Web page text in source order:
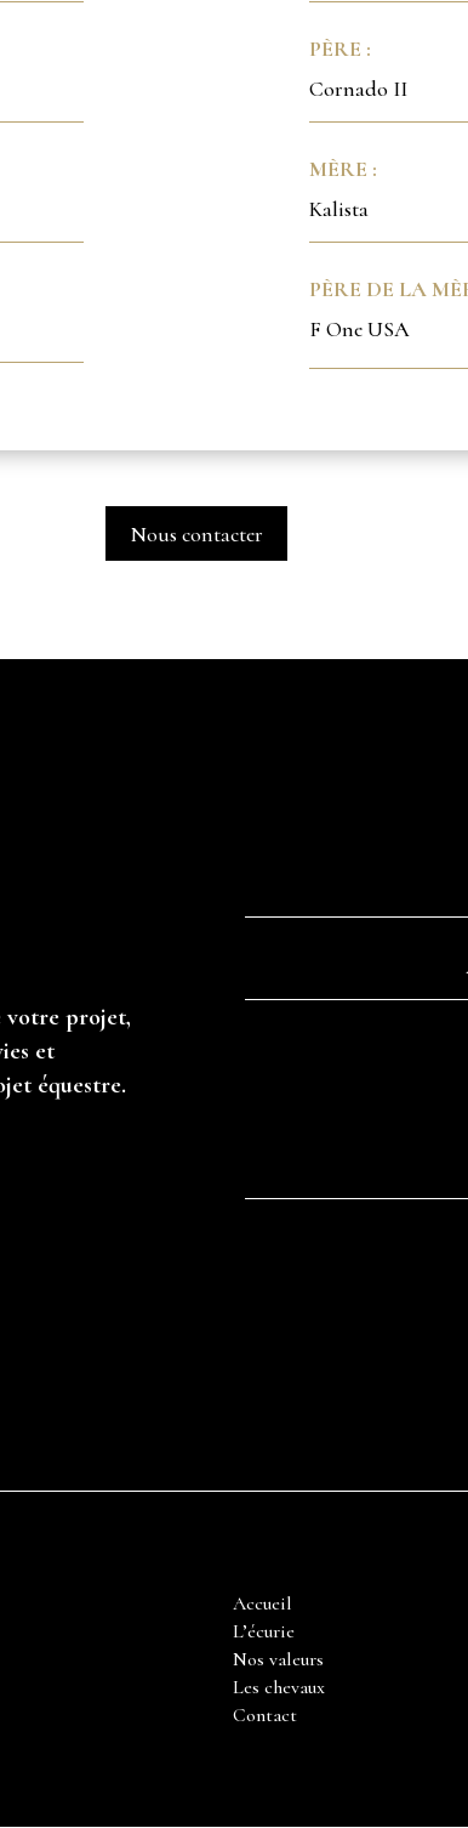
PÈRE :
Cornado II
MÈRE :
Kalista
PÈRE DE LA
F One USA
Nous contacter
votre projet,
et
équestre.
Accueil
L’écurie
Nos valeurs
Les chevaux
Contact